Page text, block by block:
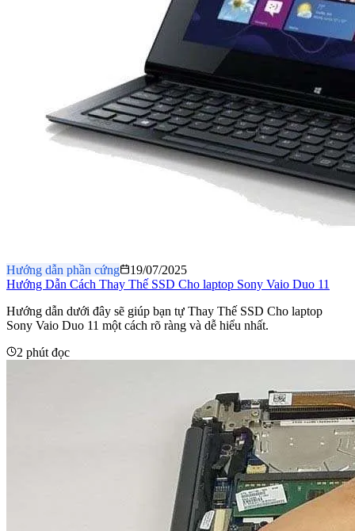
Hướng dẫn phần cứng
19/07/2025
Hướng Dẫn Cách Thay Thế SSD Cho laptop Sony Vaio Duo 11
Hướng dẫn dưới đây sẽ giúp bạn tự Thay Thế SSD Cho laptop
Sony Vaio Duo 11 một cách rõ ràng và dễ hiểu nhất.
2 phút đọc